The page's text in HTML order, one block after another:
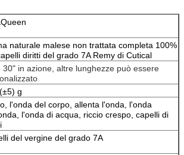
naturale malese non trattata completa 100%
diritti del grado 7A Remy di Cutical
30" in azione, altre lunghezze può essere
g
l'onda del corpo, allenta l'onda, l'onda
l'onda di acqua, riccio crespo, capelli di
del vergine del grado 7A